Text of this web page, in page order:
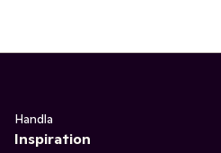
Handla
Inspiration